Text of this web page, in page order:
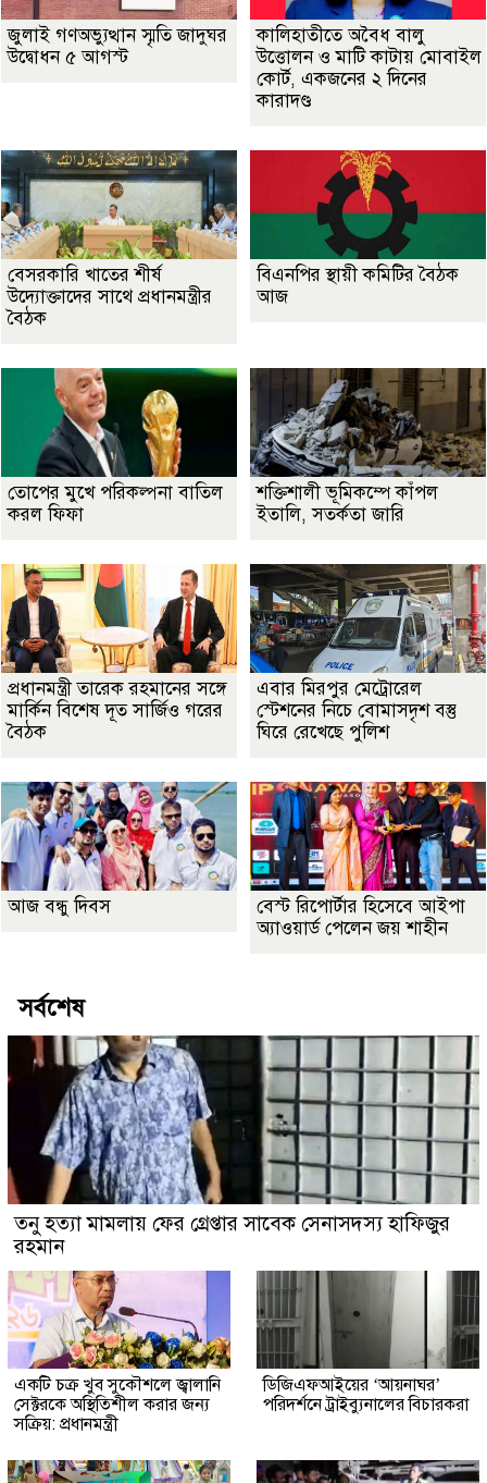
জুলাই গণঅভ্যুত্থান স্মৃতি জাদুঘর
উদ্বোধন ৫ আগস্ট
কালিহাতীতে অবৈধ বালু
উত্তোলন ও মাটি কাটায় মোবাইল
কোর্ট, একজনের ২ দিনের
কারাদণ্ড
বেসরকারি খাতের শীর্ষ
উদ্যোক্তাদের সাথে প্রধানমন্ত্রীর
বৈঠক
বিএনপির স্থায়ী কমিটির বৈঠক
আজ
তোপের মুখে পরিকল্পনা বাতিল
করল ফিফা
শক্তিশালী ভূমিকম্পে কাঁপল
ইতালি, সতর্কতা জারি
প্রধানমন্ত্রী তারেক রহমানের সঙ্গে
মার্কিন বিশেষ দূত সার্জিও গরের
বৈঠক
এবার মিরপুর মেট্রোরেল
স্টেশনের নিচে বোমাসদৃশ বস্তু
ঘিরে রেখেছে পুলিশ
আজ বন্ধু দিবস
বেস্ট রিপোর্টার হিসেবে আইপা
অ্যাওয়ার্ড পেলেন জয় শাহীন
সর্বশেষ
তনু হত্যা মামলায় ফের গ্রেপ্তার সাবেক সেনাসদস্য হাফিজুর
রহমান
একটি চক্র খুব সুকৌশলে জ্বালানি
সেক্টরকে অস্থিতিশীল করার জন্য
সক্রিয়: প্রধানমন্ত্রী
ডিজিএফআইয়ের ‘আয়নাঘর’
পরিদর্শনে ট্রাইব্যুনালের বিচারকরা